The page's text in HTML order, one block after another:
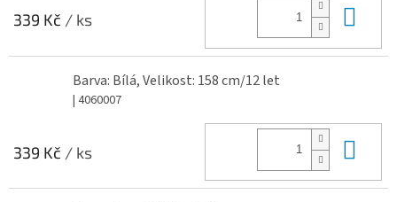
339 Kč / ks
Barva: Bílá, Velikost: 158 cm/12 let
| 4060007
339 Kč / ks